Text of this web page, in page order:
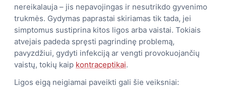
nereikalauja – jis nepavojingas ir nesutrikdo gyvenimo
trukmės. Gydymas paprastai skiriamas tik tada, jei
simptomus sustiprina kitos ligos arba vaistai. Tokiais
atvejais padeda spręsti pagrindinę problemą,
pavyzdžiui, gydyti infekciją ar vengti provokuojančių
vaistų, tokių kaip kontraceptikai.
Ligos eigą neigiamai paveikti gali šie veiksniai: